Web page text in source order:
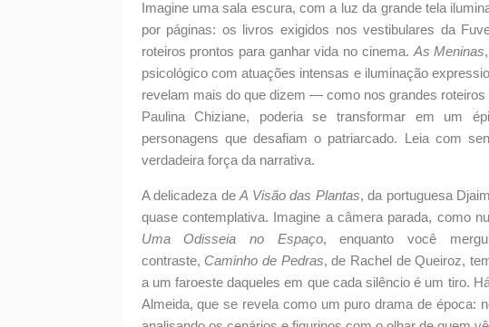
Imagine uma sala escura, com a luz da grande tela
por páginas: os livros exigidos nos vestibulares da
roteiros prontos para ganhar vida no cinema.As Meninas
psicológico com atuações intensas e iluminação
revelam mais do que dizem — como nos grandes roteiros
Paulina Chiziane, poderia se transformar em um
personagens que desafiam o patriarcado. Leia com
verdadeira força da narrativa.
A delicadeza de A Visão das Plantas, da portuguesa
quase contemplativa. Imagine a câmera parada, como
Uma Odisseia no Espaço, enquanto você
contraste, Caminho de Pedras, de Rachel de Queiroz,
a um faroeste daqueles em que cada silêncio é um tiro.
Almeida, que se revela como um puro drama de época: